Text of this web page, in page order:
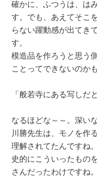
確かに、ふつうは、は
す。でも、あえてそこ
らない躍動感が出てき
す。
模造品を作ろうと思う
ことってできないのか
「般若寺にある写しだ
なるほどな～～。深いな
川勝先生は、モノを作
理解されてたんですね
史的にこういったもの
さんだったわけですね。